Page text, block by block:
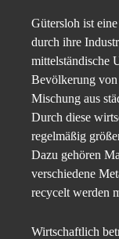
Gütersloh ist
durch ihre
mittelständische
Bevölkerung
Mischung aus
Durch diese
regelmäßig
Dazu gehören
verschiedene
recycelt werden
Wirtschaftlich